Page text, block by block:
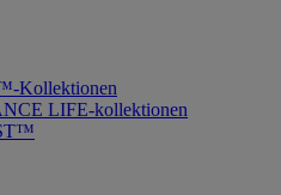
Kollektionen
LIFE-kollektionen